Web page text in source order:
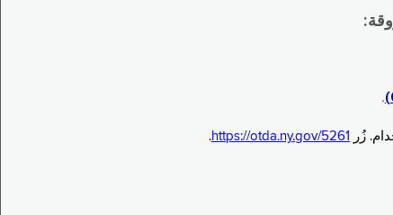
.
https://otda.ny.gov/5261
.